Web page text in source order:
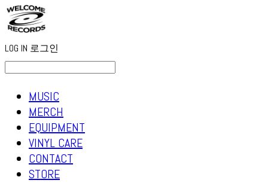
LOG IN 로그인
MUSIC
MERCH
EQUIPMENT
VINYL CARE
CONTACT
STORE